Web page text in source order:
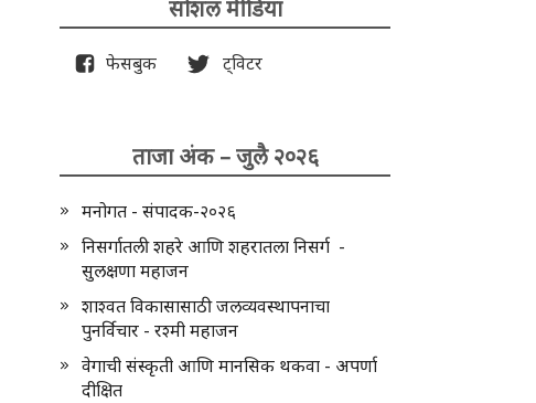
सोशल मीडिया
फेसबुक ट्विटर
ताजा अंक – जुलै २०२६
मनोगत - संपादक-२०२६
निसर्गातली शहरे आणि शहरातला निसर्ग -
सुलक्षणा महाजन
शाश्वत विकासासाठी जलव्यवस्थापनाचा
पुनर्विचार - रश्मी महाजन
वेगाची संस्कृती आणि मानसिक थकवा - अपर्णा
दीक्षित